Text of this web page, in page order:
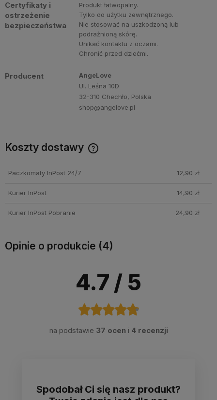
Certyfikaty i
ostrzeżenie
bezpieczeństwa
Produkt łatwopalny.
Tylko do użytku zewnętrznego.
Nie stosować na uszkodzoną lub
podrażnioną skórę.
Unikać kontaktu z oczami.
Chronić przed dziećmi.
Producent
AngeLove
Ul. Leśna 10D
32-310 Chechło, Polska
shop@angelove.pl
Koszty dostawy
Paczkomaty InPost 24/7
12,90 zł
Kurier InPost 14,90 zł
Kurier InPost Pobranie 24,90 zł
Opinie o produkcie (4)
4.7 / 5
na podstawie 37 ocen i 4 recenzji
Spodobał Ci się nasz produkt?